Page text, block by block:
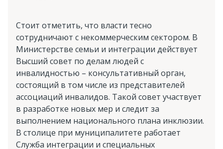
Стоит отметить, что власти тесно
сотрудничают с некоммерческим сектором. В
Министерстве семьи и интеграции действует
Высший совет по делам людей с
инвалидностью – консультативный орган,
состоящий в том числе из представителей
ассоциаций инвалидов. Такой совет участвует
в разработке новых мер и следит за
выполнением национального плана инклюзии.
В столице при муниципалитете работает
Служба интеграции и специальных